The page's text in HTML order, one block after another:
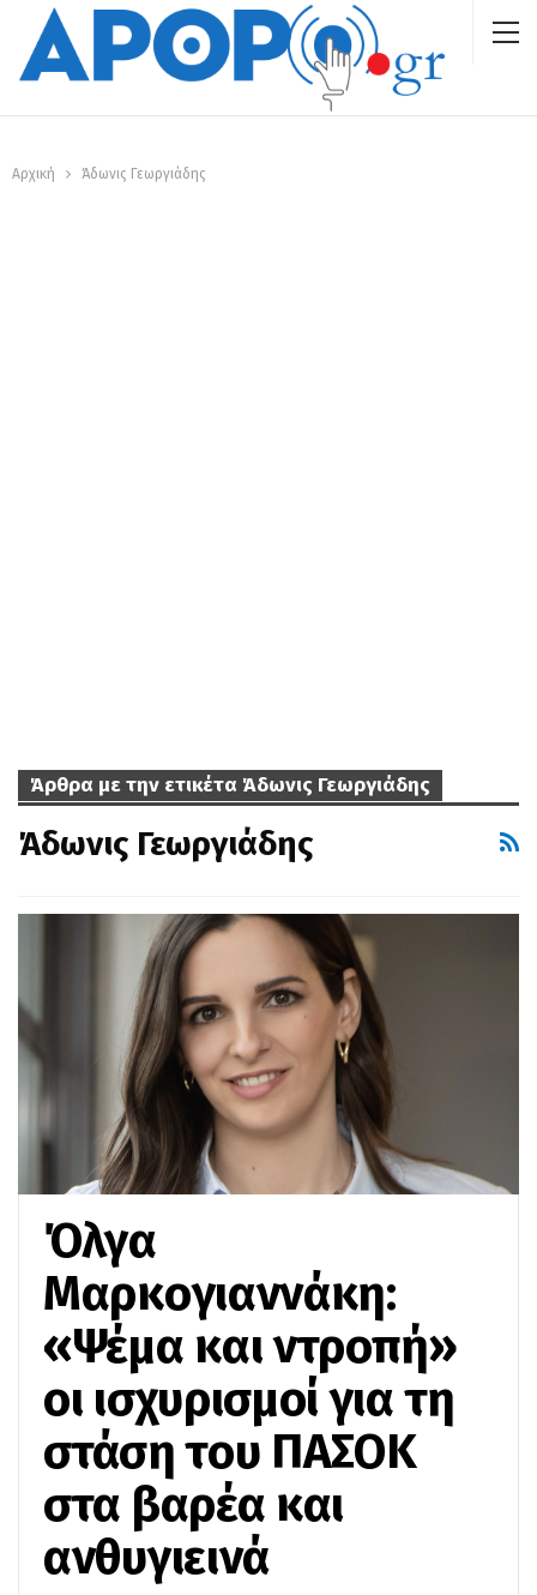
Αρχική Άδωνις Γεωργιάδης
Άρθρα με την ετικέτα Άδωνις Γεωργιάδης
Άδωνις Γεωργιάδης
Όλγα
Μαρκογιαννάκη:
«Ψέμα και ντροπή»
οι ισχυρισμοί για τη
στάση του ΠΑΣΟΚ
στα βαρέα και
ανθυγιεινά